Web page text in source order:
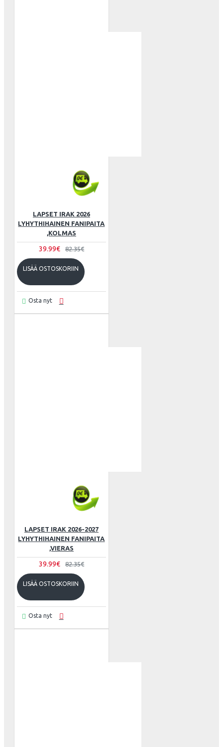
LAPSET IRAK 2026
LYHYTHIHAINEN FANIPAITA
,KOLMAS
39.99€ 82.35€
LISÄÄ OSTOSKORIIN
Osta nyt
LAPSET IRAK 2026-2027
LYHYTHIHAINEN FANIPAITA
,VIERAS
39.99€ 82.35€
LISÄÄ OSTOSKORIIN
Osta nyt